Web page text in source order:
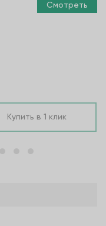
Смотреть
Купить в 1 клик